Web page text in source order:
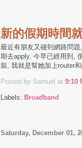
新的假期時間
最近有朋友又碰到網路問
期去apply, 今早已經用到,
裝, 我就是幫她加上router
Posted by Samuel at 9:10
Labels: Broadband
Saturday, December 01,